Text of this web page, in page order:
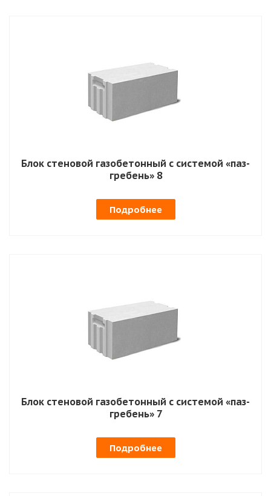
Блок стеновой газобетонный с системой «паз-
гребень» 8
Подробнее
Блок стеновой газобетонный с системой «паз-
гребень» 7
Подробнее